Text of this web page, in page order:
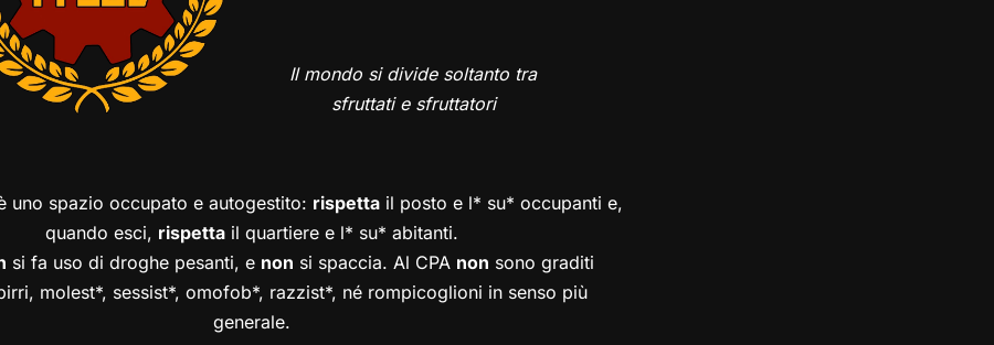
Il mondo si divide soltanto tra
sfruttati e sfruttatori
uno spazio occupato e autogestito: rispettail posto e l* su* occupanti e,
quando esci, rispetta il quartiere e l* su* abitanti.
si fa uso di droghe pesanti, e non si spaccia. Al CPA non sono graditi
molest*, sessist*, omofob*, razzist*, né rompicoglioni in senso più
generale.